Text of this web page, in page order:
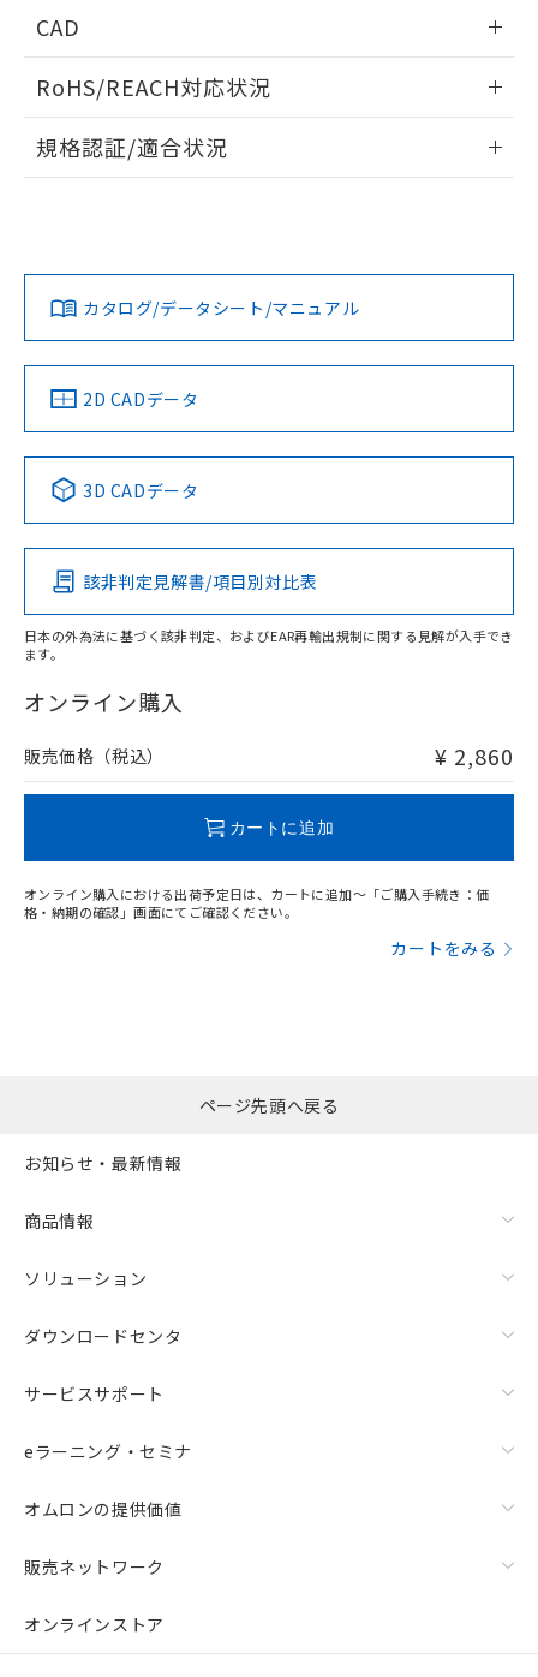
CAD
ドすることができます。
ログイン/会員登録
ダウンロードデータをご利用いただく前に、以下を必ずお読
みください。
ソフトウェアの使用条件
RoHS/REACH対応状況
EU RoHS 注意事項・凡例
対応済み
中国 RoHS 注意事項・凡例
Pb Hg Cd Cr(VI)
O
在庫等で未対応品が混在する可能性があります。
問い合わせください。
規格認証/適合状況
カタログ/データシート/マニュアル
2D CADデータ
3D CADデータ
該非判定見解書/項目別対比表
日本の外為法に基づく該非判定、およびEAR再輸出規制に関する見解が入手でき
ます。
オンライン購入
販売価格（税込） ¥ 2,860
カートに追加
オンライン購入における出荷予定日は、カートに追加～「ご購入手続き：価
格・納期の確認」画面にてご確認ください。
カートをみる
ページ先頭へ戻る
お知らせ・最新情報
商品情報
ソリューション
ダウンロードセンタ
サービスサポート
eラーニング・セミナ
オムロンの提供価値
販売ネットワーク
オンラインストア